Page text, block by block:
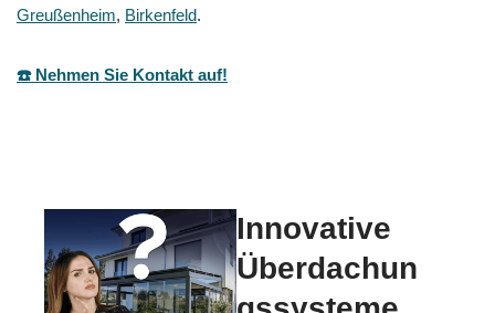
Greußenheim, Birkenfeld.
☎️ Nehmen Sie Kontakt auf!
Innovative
Überdachun